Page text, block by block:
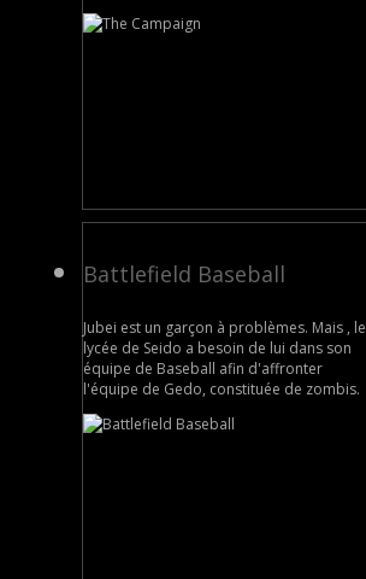
Battlefield Baseball
Jubei est un garçon à problèmes. Mais , le
lycée de Seido a besoin de lui dans son
équipe de Baseball afin d'affronter
l'équipe de Gedo, constituée de zombis.